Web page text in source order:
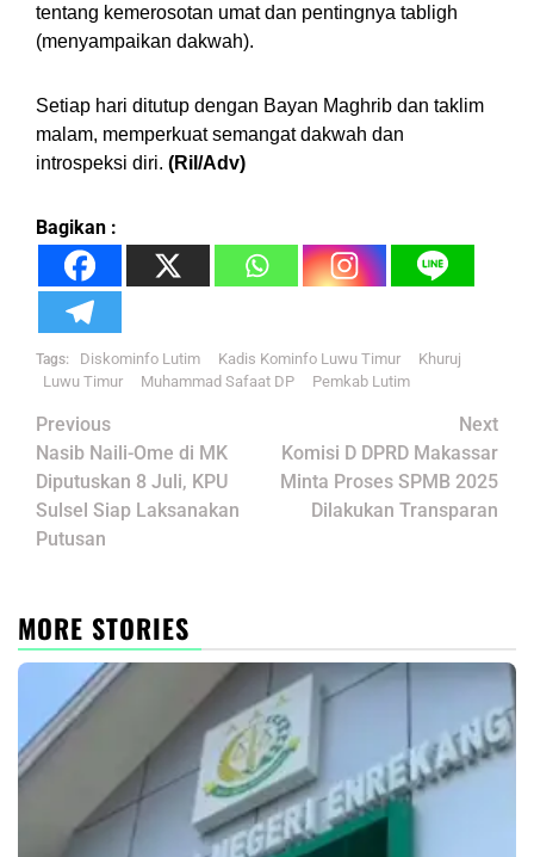
tentang kemerosotan umat dan pentingnya tabligh
(menyampaikan dakwah).
Setiap hari ditutup dengan Bayan Maghrib dan taklim
malam, memperkuat semangat dakwah dan
introspeksi diri. (Ril/Adv)
Bagikan :
Tags: Diskominfo Lutim Kadis Kominfo Luwu Timur
Khuruj
Luwu Timur
Muhammad Safaat DP Pemkab Lutim
Post
navigation
Previous
Nasib Naili-Ome di MK
Diputuskan 8 Juli, KPU
Sulsel Siap Laksanakan
Putusan
Next
Komisi D DPRD Makassar
Minta Proses SPMB 2025
Dilakukan Transparan
MORE STORIES